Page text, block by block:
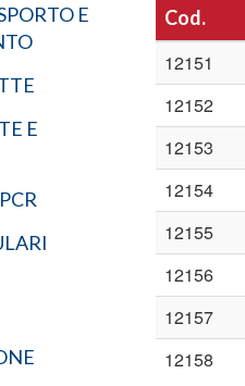
E
E
Cod.
12151
12152
12153
12154
12155
12156
12157
12158